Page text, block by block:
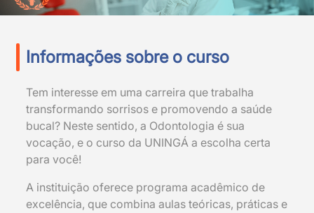
Informações sobre o curso
Tem interesse em uma carreira que trabalha
transformando sorrisos e promovendo a saúde
bucal? Neste sentido, a Odontologia é sua
vocação, e o curso da UNINGÁ a escolha certa
para você!
A instituição oferece programa acadêmico de
excelência, que combina aulas teóricas, práticas e